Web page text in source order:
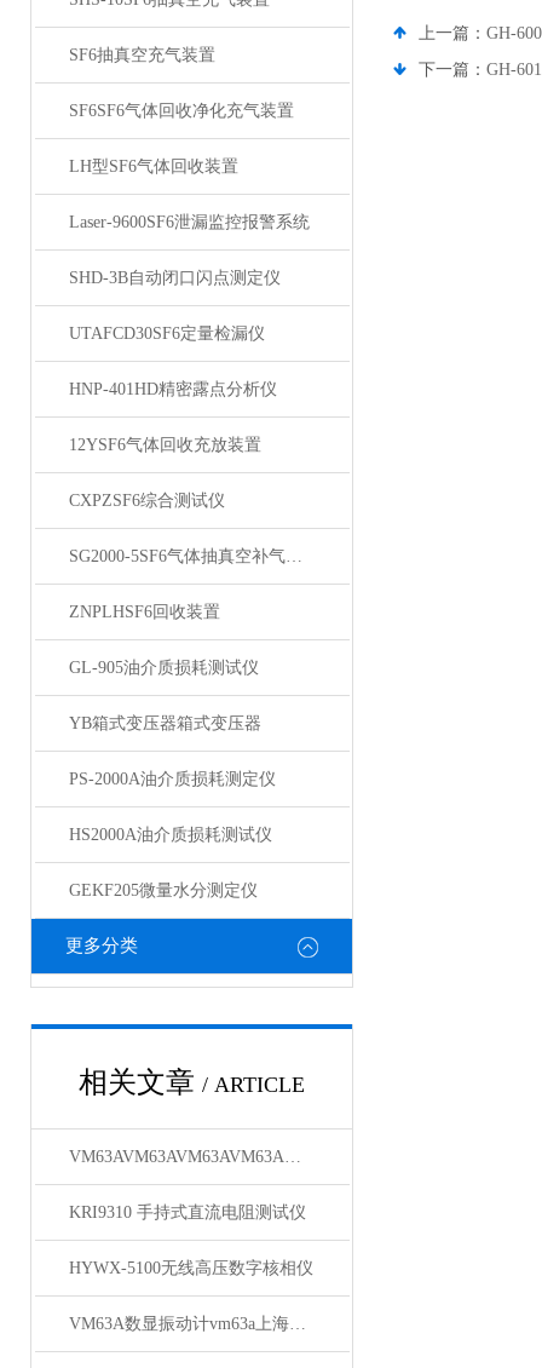
SF6抽真空充气装置
SF6SF6气体回收净化充气装置
LH型SF6气体回收装置
Laser-9600SF6泄漏监控报警系统
SHD-3B自动闭口闪点测定仪
UTAFCD30SF6定量检漏仪
HNP-401HD精密露点分析仪
12YSF6气体回收充放装置
CXPZSF6综合测试仪
SG2000-5SF6气体抽真空补气装置
ZNPLHSF6回收装置
GL-905油介质损耗测试仪
YB箱式变压器箱式变压器
PS-2000A油介质损耗测定仪
HS2000A油介质损耗测试仪
GEKF205微量水分测定仪
更多分类
相关文章 / ARTICLE
VM63AVM63AVM63AVM63A上海徐吉电气有限公司
KRI9310 手持式直流电阻测试仪
HYWX-5100无线高压数字核相仪
VM63A数显振动计vm63a上海徐吉电气
上一篇： GH-
下一篇： GH-